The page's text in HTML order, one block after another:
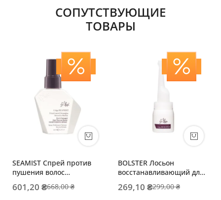
СОПУТСТВУЮЩИЕ
ТОВАРЫ
SEAMIST Спрей против
пушения волос
термозащитный
601,20 ₴668,00 ₴
BOLSTER Лосьон
восстанавливающий для
269,10 ₴299,00 ₴